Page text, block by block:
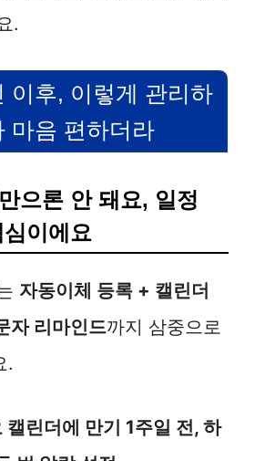
.
이후, 이렇게 관리하
마음 편하더라
으론 안 돼요, 일정
이에요
자동이체 등록 + 캘린더
자 리마인드까지 삼중으로
.
캘린더에 만기 1주일 전, 하